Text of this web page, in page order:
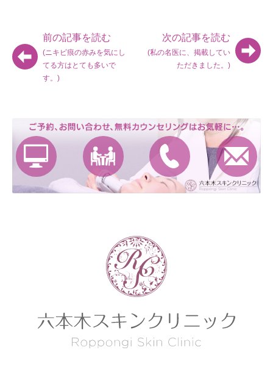
前の記事を読む
(ニキビ痕の赤みを気にし
てる方はとても多いで
す。)
次の記事を読む
(私の名医に、掲載してい
ただきました。)